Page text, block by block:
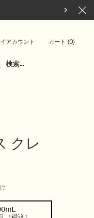
アカウント カート 0
0 カート内の製品
検索...
クレ